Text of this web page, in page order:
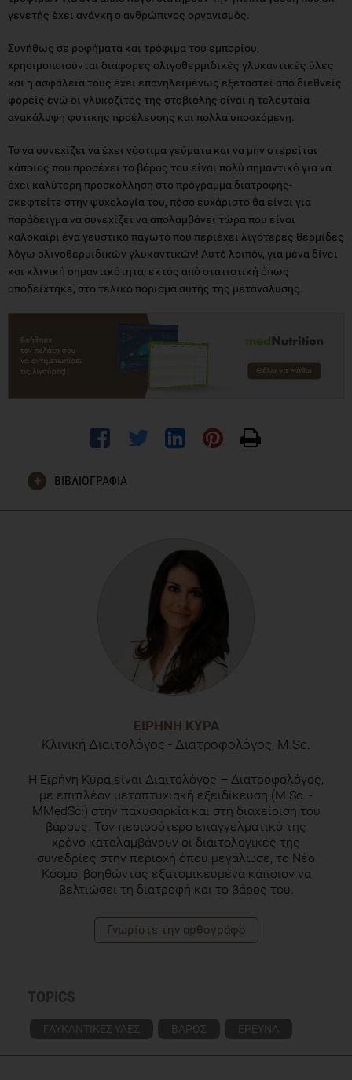
γενετής έχει ανάγκη ο ανθρώπινος οργανισμός.
Συνήθως σε ροφήματα και τρόφιμα του εμπορίου,
χρησιμοποιούνται διάφορες ολιγοθερμιδικές γλυκαντικές ύλες
και η ασφάλειά τους έχει επανηλειμένως εξεταστεί από διεθνείς
φορείς ενώ οι γλυκοζίτες της στεβιόλης είναι η τελευταία
ανακάλυψη φυτικής προέλευσης και πολλά υποσχόμενη.
Το να συνεχίζει να έχει νόστιμα γεύματα και να μην στερείται
κάποιος που προσέχει το βάρος του είναι πολύ σημαντικό για να
έχει καλύτερη προσκόλληση στο πρόγραμμα διατροφής-
σκεφτείτε στην ψυχολογία του, πόσο ευχάριστο θα είναι για
παράδειγμα να συνεχίζει να απολαμβάνει τώρα που είναι
καλοκαίρι ένα γευστικό παγωτό που περιέχει λιγότερες θερμίδες
λόγω ολιγοθερμιδικών γλυκαντικών! Αυτό λοιπόν, για μένα δίνει
και κλινική σημαντικότητα, εκτός από στατιστική όπως
αποδείχτηκε, στο τελικό πόρισμα αυτής της μετανάλυσης.
ΒΙΒΛΙΟΓΡΑΦΙΑ
trials and prospective cohort studies. Αm J Clin Nutr. 2014
ΕΙΡΉΝΗ ΚΎΡΑ
Κλινική Διαιτολόγος - Διατροφολόγος, M.Sc.
H Eιρήνη Κύρα είναι Διαιτολόγος – Διατροφολόγος,
με επιπλέον μεταπτυχιακή εξειδίκευση (M.Sc. -
MMedSci) στην παχυσαρκία και στη διαχείριση του
βάρους. Τον περισσότερο επαγγελματικό της
χρόνο καταλαμβάνουν οι διαιτολογικές της
συνεδρίες στην περιοχή όπου μεγάλωσε, το Νέο
Κόσμο, βοηθώντας εξατομικευμένα κάποιον να
βελτιώσει τη διατροφή και το βάρος του.
Γνωρίστε την αρθογράφο
TOPICS
ΓΛΥΚΑΝΤΙΚΕΣ ΥΛΕΣ ΒΑΡΟΣ ΕΡΕΥΝΑ